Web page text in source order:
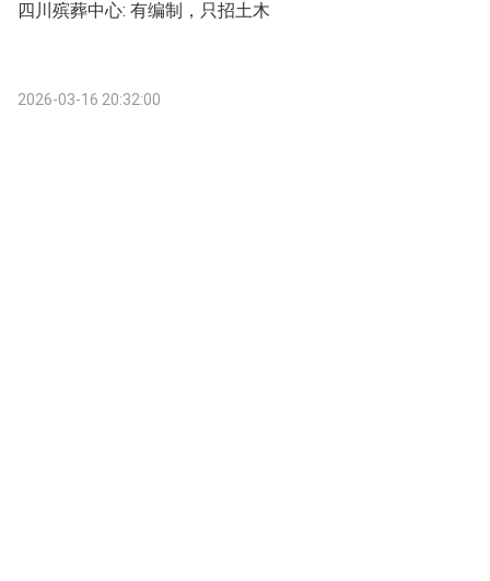
四川殡葬中心: 有编制，只招土木
2026-03-16 20:32:00